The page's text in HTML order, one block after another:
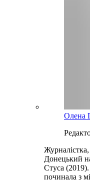
Олена
Донецький
Стуса
починала з